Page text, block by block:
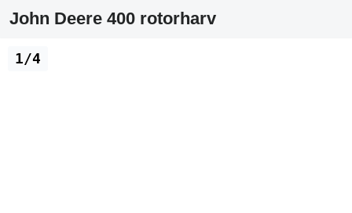
John Deere 400 rotorharv
1/4